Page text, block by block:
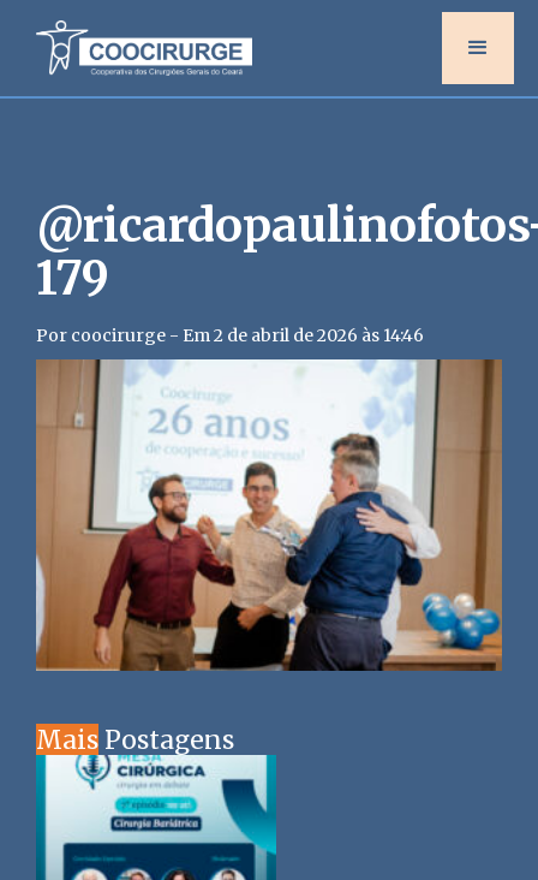
179
Por coocirurge - Em 2 de abril de 2026 às 14:46
Mais Postagens